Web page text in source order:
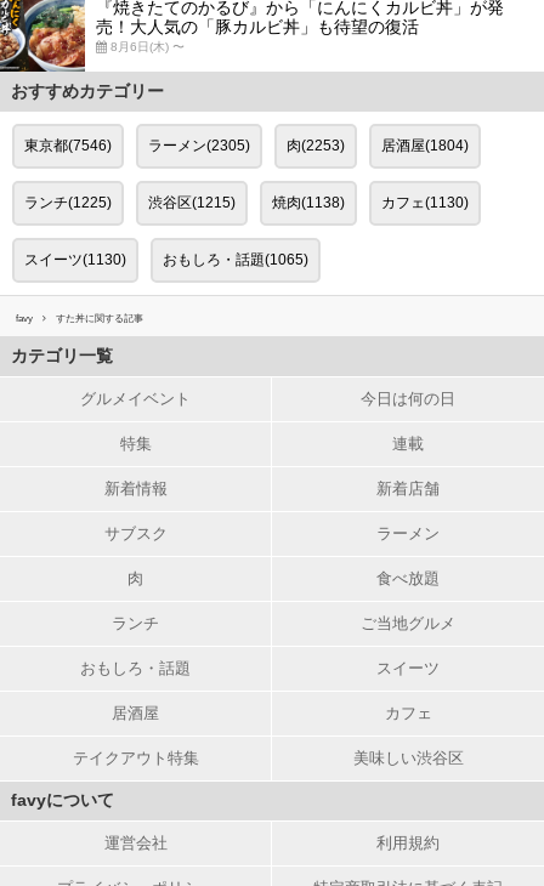
『焼きたてのかるび』から「にんにくカルビ丼」が発
売！大人気の「豚カルビ丼」も待望の復活
8月6日(木) 〜
おすすめカテゴリー
東京都(7546) ラーメン(2305) 肉(2253) 居酒屋(1804)
ランチ(1225) 渋谷区(1215) 焼肉(1138) カフェ(1130)
スイーツ(1130) おもしろ・話題(1065)
favy すた丼に関する記事
カテゴリ一覧
グルメイベント 今日は何の日
特集 連載
新着情報 新着店舗
サブスク ラーメン
肉 食べ放題
ランチ ご当地グルメ
おもしろ・話題 スイーツ
居酒屋 カフェ
テイクアウト特集 美味しい渋谷区
favyについて
運営会社 利用規約